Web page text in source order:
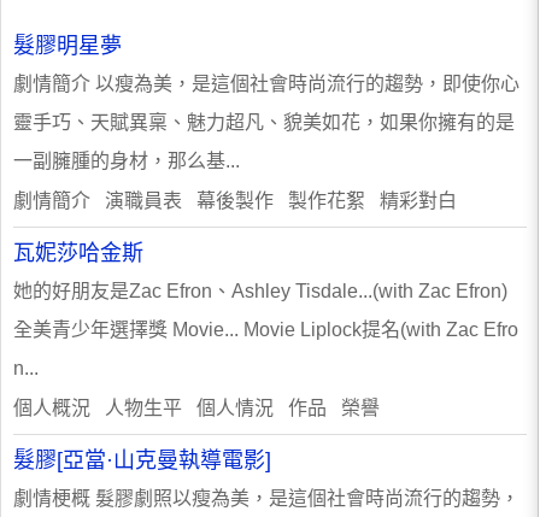
髮膠明星夢
劇情簡介 以瘦為美，是這個社會時尚流行的趨勢，即使你心
靈手巧、天賦異稟、魅力超凡、貌美如花，如果你擁有的是
一副臃腫的身材，那么基...
劇情簡介 演職員表 幕後製作 製作花絮 精彩對白
瓦妮莎哈金斯
她的好朋友是Zac Efron、Ashley Tisdale...(with Zac Efron)
全美青少年選擇獎 Movie... Movie Liplock提名(with Zac Efro
n...
個人概況 人物生平 個人情況 作品 榮譽
髮膠[亞當·山克曼執導電影]
劇情梗概 髮膠劇照以瘦為美，是這個社會時尚流行的趨勢，